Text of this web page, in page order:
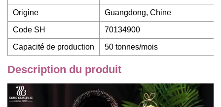
Origine Guangdong, Chine
Code SH 70134900
Capacité de production 50 tonnes/mois
Description du produit